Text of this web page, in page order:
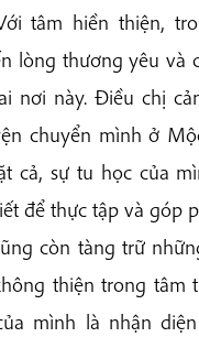
tâm hiền thiện,
lòng thương yêu và
nơi này. Điều chị
chuyển mình ở
cả, sự tu học của
để thực tập và góp
còn tàng trữ
thiện trong tâm
mình là nhận